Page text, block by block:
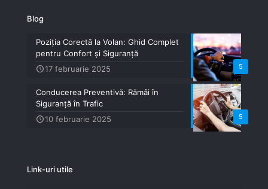
Blog
5
Poziția Corectă la Volan: Ghid Complet
pentru Confort și Siguranță
17 februarie 2025
5
Conducerea Preventivă: Rămâi în
Siguranță în Trafic
10 februarie 2025
Link-uri utile